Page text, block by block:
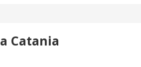
Catania